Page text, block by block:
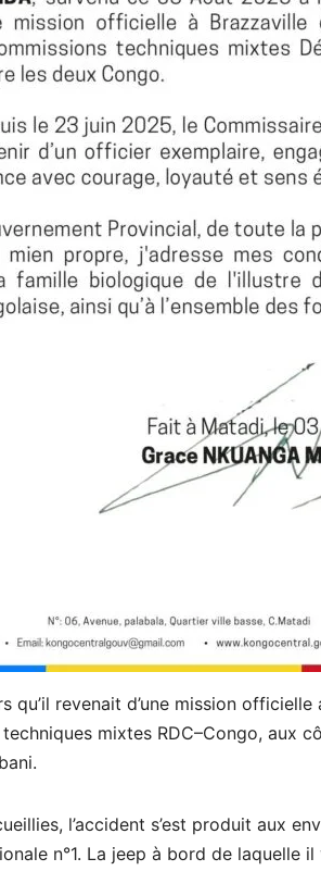
qu’il revenait d’une mission
mixtes RDC–Congo, aux
l’accident s’est produit aux
n°1. La jeep à bord de laquelle